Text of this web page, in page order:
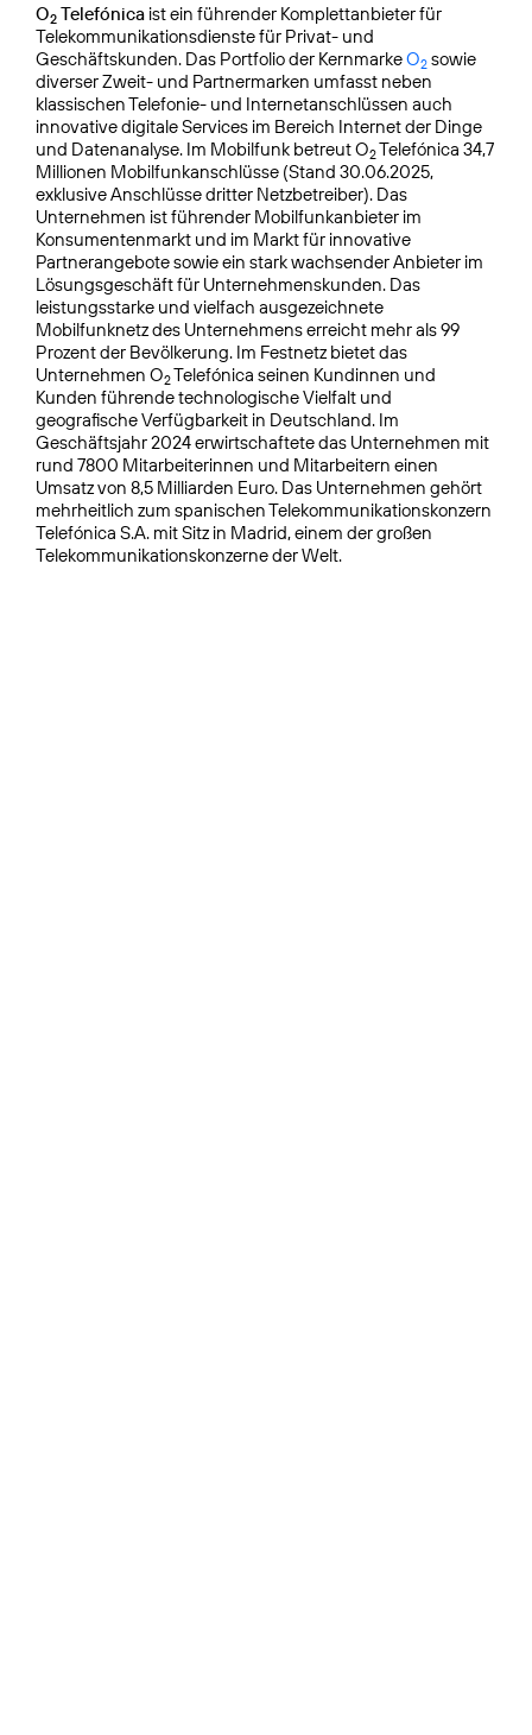
O2 Telefónica ist ein führender Komplettanbieter für
Telekommunikationsdienste für Privat- und
Geschäftskunden. Das Portfolio der KernmarkeO2 sowie
diverser Zweit- und Partnermarken umfasst neben
klassischen Telefonie- und Internetanschlüssen auch
innovative digitale Services im Bereich Internet der Dinge
und Datenanalyse. Im Mobilfunk betreut O2Telefónica 34,7
Millionen Mobilfunkanschlüsse (Stand 30.06.2025,
exklusive Anschlüsse dritter Netzbetreiber). Das
Unternehmen ist führender Mobilfunkanbieter im
Konsumentenmarkt und im Markt für innovative
Partnerangebote sowie ein stark wachsender Anbieter im
Lösungsgeschäft für Unternehmenskunden. Das
leistungsstarke und vielfach ausgezeichnete
Mobilfunknetz des Unternehmens erreicht mehr als 99
Prozent der Bevölkerung. Im Festnetz bietet das
Unternehmen O2Telefónica seinen Kundinnen und
Kunden führende technologische Vielfalt und
geografische Verfügbarkeit in Deutschland. Im
Geschäftsjahr 2024 erwirtschaftete das Unternehmen mit
rund 7800 Mitarbeiterinnen und Mitarbeitern einen
Umsatz von 8,5 Milliarden Euro. Das Unternehmen gehört
mehrheitlich zum spanischen Telekommunikationskonzern
Telefónica S.A. mit Sitz in Madrid, einem der großen
Telekommunikationskonzerne der Welt.